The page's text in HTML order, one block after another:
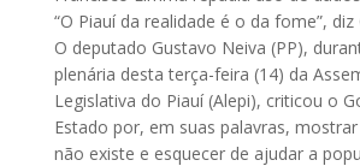
“O Piauí da realidade é o da fome”,
O deputado Gustavo Neiva (PP),
plenária desta terça-feira (14) da
Legislativa do Piauí (Alepi), criticou o
Estado por, em suas palavras,
não existe e esquecer de ajudar a